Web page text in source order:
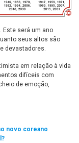
Este será um ano
seus altos são
devastadores.
em relação à vida
difíceis com
de emoção,
novo coreano